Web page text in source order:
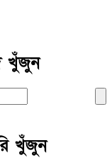
খুঁজুন
খুঁজুন